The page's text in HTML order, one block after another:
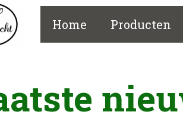
Home Producten